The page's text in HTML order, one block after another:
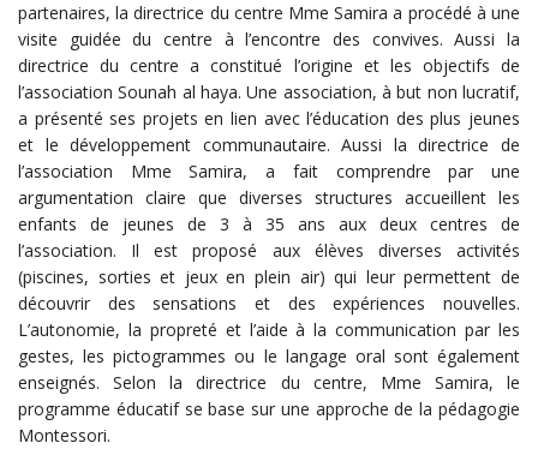
partenaires, la directrice du centre Mme Samira a procédé à une
visite guidée du centre à l’encontre des convives. Aussi la
directrice du centre a constitué l’origine et les objectifs de
l’association Sounah al haya. Une association, à but non lucratif,
a présenté ses projets en lien avec l’éducation des plus jeunes
et le développement communautaire. Aussi la directrice de
l’association Mme Samira, a fait comprendre par une
argumentation claire que diverses structures accueillent les
enfants de jeunes de 3 à 35 ans aux deux centres de
l’association. Il est proposé aux élèves diverses activités
(piscines, sorties et jeux en plein air) qui leur permettent de
découvrir des sensations et des expériences nouvelles.
L’autonomie, la propreté et l’aide à la communication par les
gestes, les pictogrammes ou le langage oral sont également
enseignés. Selon la directrice du centre, Mme Samira, le
programme éducatif se base sur une approche de la pédagogie
Montessori.